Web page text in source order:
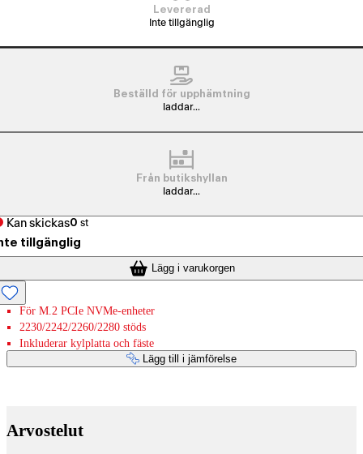
Levererad
Inte tillgänglig
Beställd för upphämtning
laddar...
Från butikshyllan
laddar...
Kan skickas0 st
tillgänglig
Lägg i varukorgen
För M.2 PCIe NVMe-enheter
2230/2242/2260/2280 stöds
Inkluderar kylplatta och fäste
Lägg till i jämförelse
Arvostelut